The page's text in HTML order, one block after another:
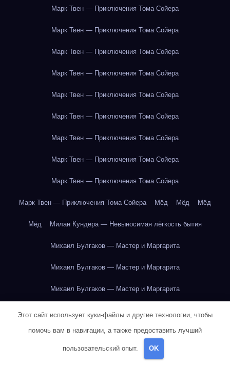
Марк Твен — Приключения Тома Сойера
Марк Твен — Приключения Тома Сойера
Марк Твен — Приключения Тома Сойера
Марк Твен — Приключения Тома Сойера
Марк Твен — Приключения Тома Сойера
Марк Твен — Приключения Тома Сойера
Марк Твен — Приключения Тома Сойера
Марк Твен — Приключения Тома Сойера
Марк Твен — Приключения Тома Сойера
Марк Твен — Приключения Тома Сойера Мёд Мёд Мёд
Мёд Милан Кундера — Невыносимая лёгкость бытия
Михаил Булгаков — Мастер и Маргарита
Михаил Булгаков — Мастер и Маргарита
Михаил Булгаков — Мастер и Маргарита
Михаил Булгаков — Мастер и Маргарита
Михаил Булгаков — Мастер и Маргарита
Этот сайт использует куки-файлы и другие технологии, чтобы
помочь вам в навигации, а также предоставить лучший
пользовательский опыт. OK